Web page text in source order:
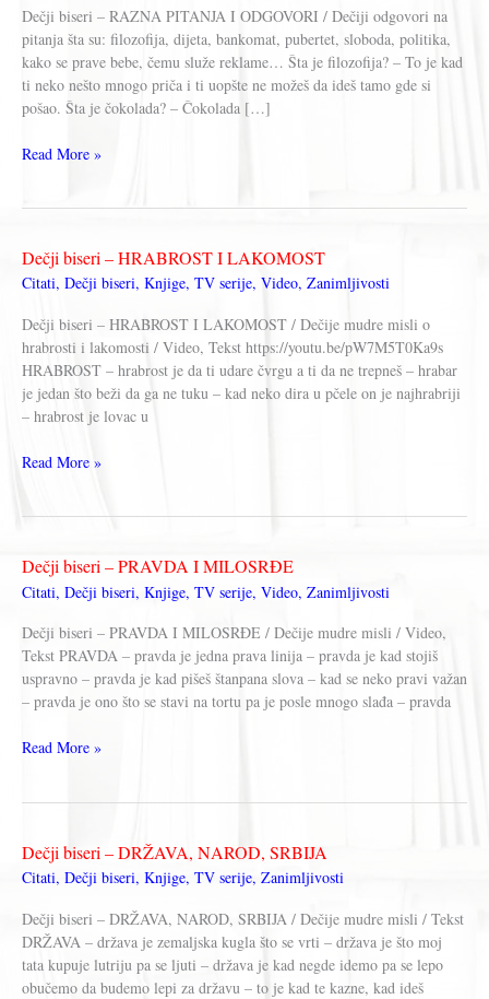
Dečji biseri – RAZNA PITANJA I ODGOVORI / Dečiji odgovori na
pitanja šta su: filozofija, dijeta, bankomat, pubertet, sloboda, politika,
kako se prave bebe, čemu služe reklame… Šta je filozofija? – To je kad
ti neko nešto mnogo priča i ti uopšte ne možeš da ideš tamo gde si
pošao. Šta je čokolada? – Čokolada […]
Dečji
I
ODGOVORI
Read More »
Dečji biseri – HRABROST I LAKOMOST
Citati, Dečji biseri, Knjige, TV serije, Video, Zanimljivosti
Dečji biseri – HRABROST I LAKOMOST / Dečije mudre misli o
hrabrosti i lakomosti / Video, Tekst https://youtu.be/pW7M5T0Ka9s
HRABROST – hrabrost je da ti udare čvrgu a ti da ne trepneš – hrabar
je jedan što beži da ga ne tuku – kad neko dira u pčele on je najhrabriji
– hrabrost je lovac u
Dečji
LAKOMOST
Read More »
Dečji biseri – PRAVDA I MILOSRĐE
Citati, Dečji biseri, Knjige, TV serije, Video, Zanimljivosti
Dečji biseri – PRAVDA I MILOSRĐE / Dečije mudre misli / Video,
Tekst PRAVDA – pravda je jedna prava linija – pravda je kad stojiš
uspravno – pravda je kad pišeš štanpana slova – kad se neko pravi važan
– pravda je ono što se stavi na tortu pa je posle mnogo slađa – pravda
Dečji
MILOSRĐE
Read More »
Dečji biseri – DRŽAVA, NAROD, SRBIJA
Citati, Dečji biseri, Knjige, TV serije, Zanimljivosti
Dečji biseri – DRŽAVA, NAROD, SRBIJA / Dečije mudre misli / Tekst
DRŽAVA – država je zemaljska kugla što se vrti – država je što moj
tata kupuje lutriju pa se ljuti – država je kad negde idemo pa se lepo
obučemo da budemo lepi za državu – to je kad te kazne, kad ideš